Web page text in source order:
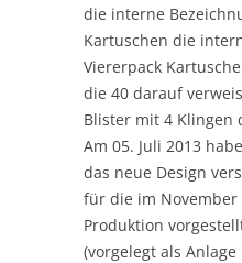
die interne
Kartuschen die
Viererpack
die 40 darauf
Blister mit 4 Klingen
Am 05. Juli 2013
das neue Design
für die im November
Produktion
(vorgelegt als